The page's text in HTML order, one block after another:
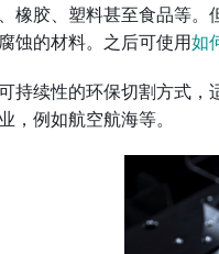
橡胶、塑料甚至食品等。
蚀的材料。之后可使用如
持续性的环保切割方式
，例如航空航海等。